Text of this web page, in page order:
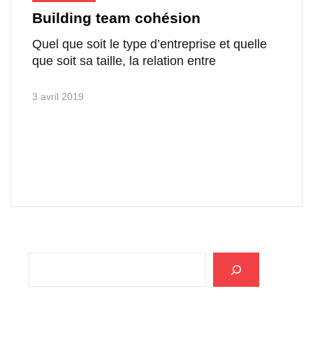
Building team cohésion
Quel que soit le type d’entreprise et quelle
que soit sa taille, la relation entre
3 avril 2019